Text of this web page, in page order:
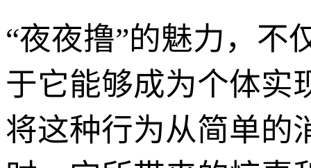
“夜夜撸”的魅力，不
于它能够成为个体实
将这种行为从简单的